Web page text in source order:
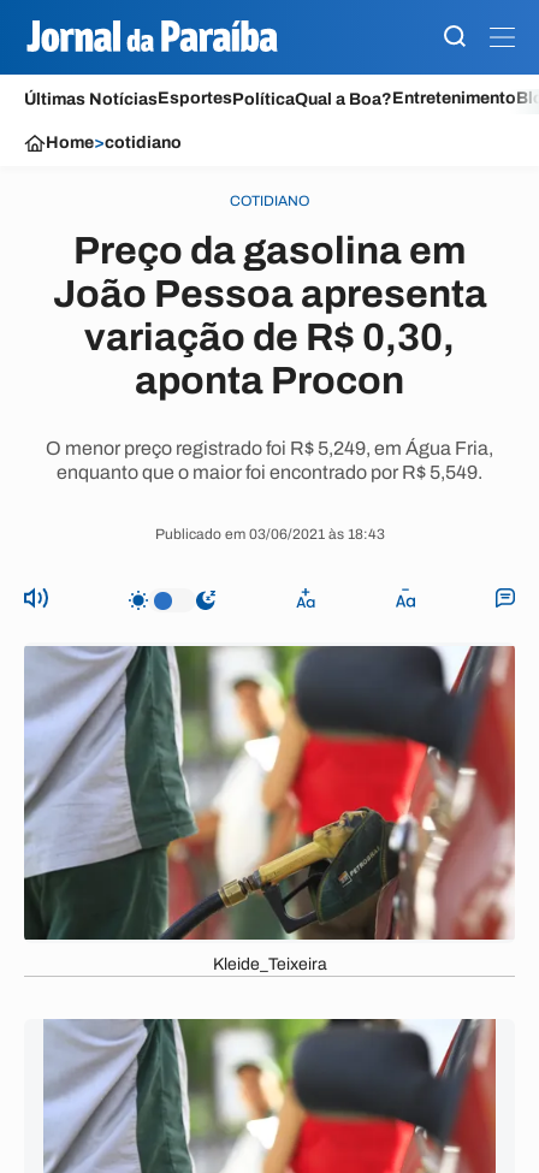
Últimas NotíciasEsportesPolíticaQual a Boa?Entretenimento
Home>cotidiano
COTIDIANO
Preço da gasolina em
João Pessoa apresenta
variação de R$ 0,30,
aponta Procon
O menor preço registrado foi R$ 5,249, em Água Fria,
enquanto que o maior foi encontrado por R$ 5,549.
Publicado em 03/06/2021 às 18:43
Kleide_Teixeira